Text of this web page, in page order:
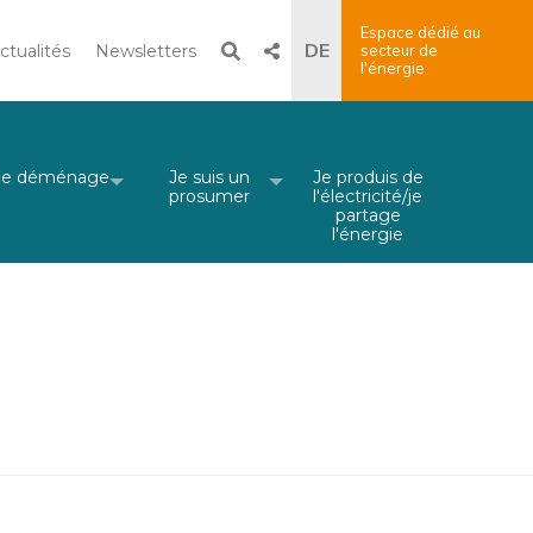
Newsletters Recherche
DE
Espace dédié au
secteurde
l'énergie
Rechercher
déménage
Je suis un
prosumer
Je produis de
l'électricité/je
partage
l'énergie